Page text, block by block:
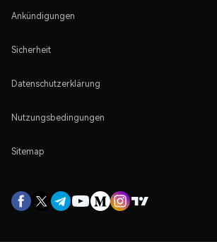
Ankündigungen
Sicherheit
Datenschutzerklärung
Nutzungsbedingungen
Sitemap